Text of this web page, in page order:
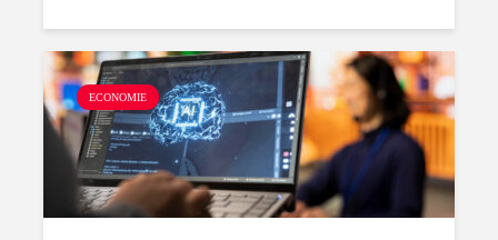
ECONOMIE